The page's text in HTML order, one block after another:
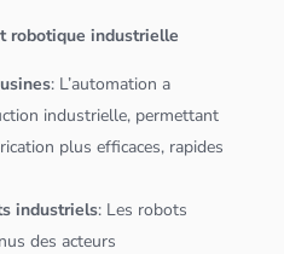
robotique industrielle
: L’automation a
industrielle, permettant
plus efficaces, rapides
industriels: Les robots
des acteurs